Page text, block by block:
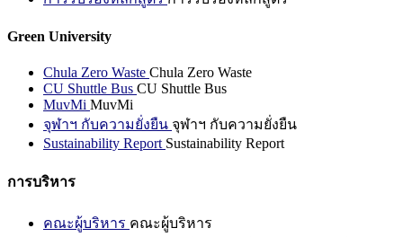
Green University
Chula Zero Waste Chula Zero Waste
CU Shuttle Bus CU Shuttle Bus
MuvMi MuvMi
จุฬาฯ กับความยั่งยืน จุฬาฯ กับความยั่งยืน
Sustainability Report Sustainability Report
การบริหาร
คณะผู้บริหาร คณะผู้บริหาร